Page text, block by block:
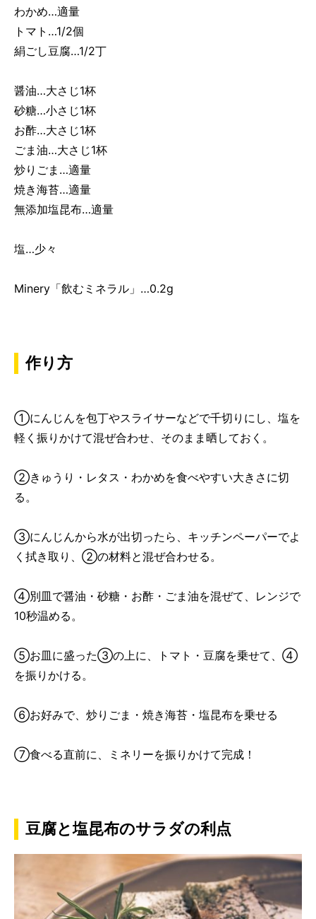
わかめ…適量
トマト…1/2個
絹ごし豆腐…1/2丁
醤油…大さじ1杯
砂糖…小さじ1杯
お酢…大さじ1杯
ごま油…大さじ1杯
炒りごま…適量
焼き海苔…適量
無添加塩昆布…適量
塩…少々
Minery「飲むミネラル」…0.2g
作り方
①にんじんを包丁やスライサーなどで千切りにし、塩を
軽く振りかけて混ぜ合わせ、そのまま晒しておく。
②きゅうり・レタス・わかめを食べやすい大きさに切
る。
③にんじんから水が出切ったら、キッチンペーパーでよ
く拭き取り、②の材料と混ぜ合わせる。
④別皿で醤油・砂糖・お酢・ごま油を混ぜて、レンジで
10秒温める。
⑤お皿に盛った③の上に、トマト・豆腐を乗せて、④
を振りかける。
⑥お好みで、炒りごま・焼き海苔・塩昆布を乗せる
⑦食べる直前に、ミネリーを振りかけて完成！
豆腐と塩昆布のサラダの利点